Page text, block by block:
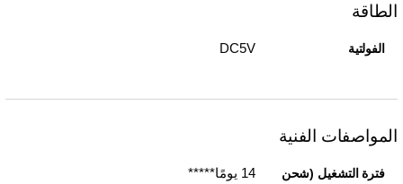
الطاقة
الفولتية DC5V
المواصفات الفنية
فترة التشغيل (شحن
14 يومًا*****